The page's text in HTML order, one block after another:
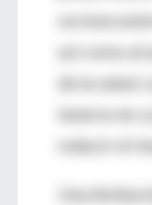
así como al
de la salud.
tenerse en
reducir el
Una